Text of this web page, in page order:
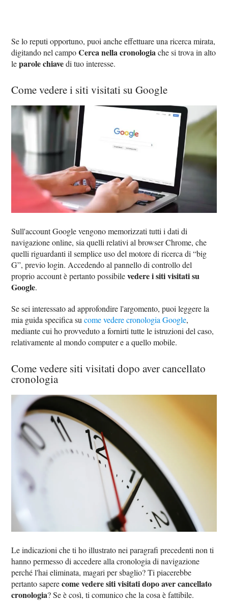
Se lo reputi opportuno, puoi anche effettuare una ricerca mirata,
digitando nel campoCerca nella cronologiache si trova in alto
leparole chiavedi tuo interesse.
Come vedere i siti visitati su Google
Sull'account Google vengono memorizzati tutti i dati di
navigazione online, sia quelli relativi al browser Chrome, che
quelli riguardanti il semplice uso del motore di ricerca di “big
G”, previo login. Accedendo al pannello di controllo del
proprio account è pertanto possibilevedere i siti visitati su
Google.
Se sei interessato ad approfondire l'argomento, puoi leggere la
mia guida specifica sucome vedere cronologia Google,
mediante cui ho provveduto a fornirti tutte le istruzioni del caso,
relativamente al mondo computer e a quello mobile.
Come vedere siti visitati dopo aver cancellato
cronologia
Le indicazioni che ti ho illustrato nei paragrafi precedenti non ti
hanno permesso di accedere alla cronologia di navigazione
perché l'hai eliminata, magari per sbaglio? Ti piacerebbe
pertanto saperecome vedere siti visitati dopo aver cancellato
cronologia? Se è così, ti comunico che la cosa è fattibile.